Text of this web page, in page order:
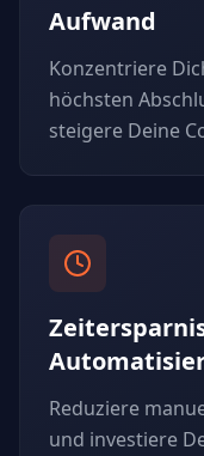
Aufwand
Konzentriere
höchsten
steigere Deine
Reduziere
und investiere